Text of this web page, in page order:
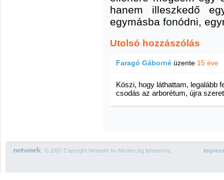
hanem illeszkedő
egymásba fonódni,
Utolsó hozzászólás
Faragó Gáborné üzente 15 éve
Köszi, hogy láthattam, legalább
csodás az arborétum, újra
© 2007 Copyright Network.hu Minden jog fenntartva.